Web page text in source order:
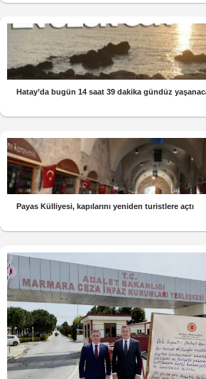
Hatay’da bugün 14 saat 39 dakika gündüz
Payas Külliyesi, kapılarını yeniden turistlere açtı